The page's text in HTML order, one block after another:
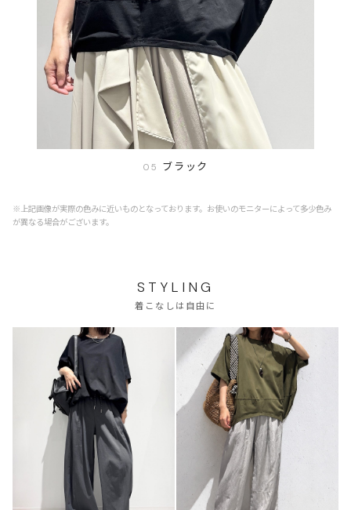
05 ブラック
※上記画像が実際の色みに近いものとなっております。お使いのモニターによって多少色み
が異なる場合がございます。
STYLING
着こなしは自由に